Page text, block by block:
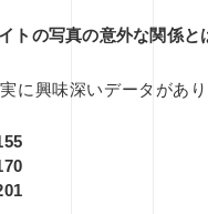
ブックガイド 課
トの写真の意外な関係と
に興味深いデータがあり